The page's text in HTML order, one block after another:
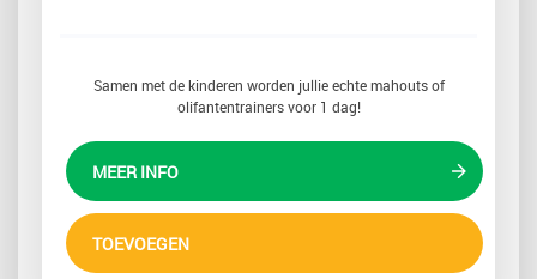
Samen met de kinderen worden jullie echte mahouts of
olifantentrainers voor 1 dag!
MEER INFO
TOEVOEGEN